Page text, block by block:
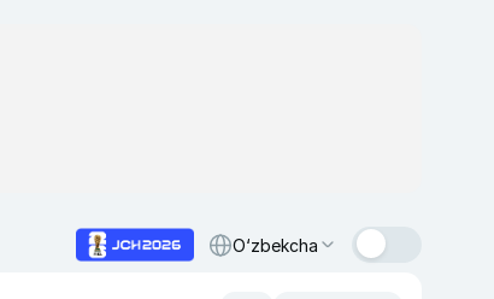
O‘zbekcha